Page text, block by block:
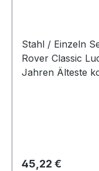
Stahl / Einzeln
Rover Classic
Jahren Älteste
Regulärer Preis:
45,22 €